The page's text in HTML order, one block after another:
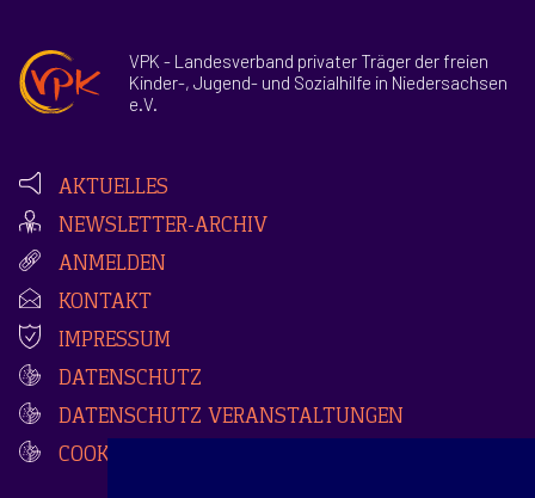
VPK - Landesverband privater Träger der freien
Kinder-, Jugend- und Sozialhilfe in Niedersachsen
e.V.
AKTUELLES
NEWSLETTER-ARCHIV
ANMELDEN
KONTAKT
IMPRESSUM
DATENSCHUTZ
DATENSCHUTZ VERANSTALTUNGEN
COOKIES